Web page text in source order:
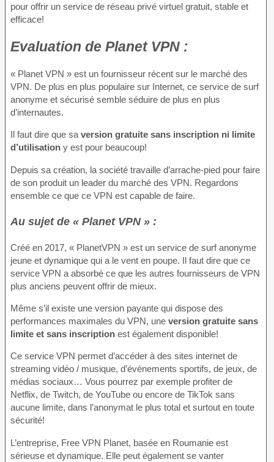
pour offrir un service de réseau privé virtuel gratuit, stable et
efficace!
Evaluation de Planet VPN :
« Planet VPN » est un fournisseur récent sur le marché des
VPN. De plus en plus populaire sur Internet, ce service de surf
anonyme et sécurisé semble séduire de plus en plus
d’internautes.
Il faut dire que sa version gratuite sans inscription ni limite
d’utilisation y est pour beaucoup!
Depuis sa création, la société travaille d’arrache-pied pour faire
de son produit un leader du marché des VPN. Regardons
ensemble ce que ce VPN est capable de faire.
Au sujet de « Planet VPN » :
Créé en 2017, « PlanetVPN » est un service de surf anonyme
jeune et dynamique qui a le vent en poupe. Il faut dire que ce
service VPN a absorbé ce que les autres fournisseurs de VPN
plus anciens peuvent offrir de mieux.
Même s’il existe une version payante qui dispose des
performances maximales du VPN, une version gratuite sans
limite et sans inscription est également disponible!
Ce service VPN permet d’accéder à des sites internet de
streaming vidéo / musique, d’événements sportifs, de jeux, de
médias sociaux… Vous pourrez par exemple profiter de
Netflix, de Twitch, de YouTube ou encore de TikTok sans
aucune limite, dans l’anonymat le plus total et surtout en toute
sécurité!
L’entreprise, Free VPN Planet, basée en Roumanie est
sérieuse et dynamique. Elle peut également se vanter